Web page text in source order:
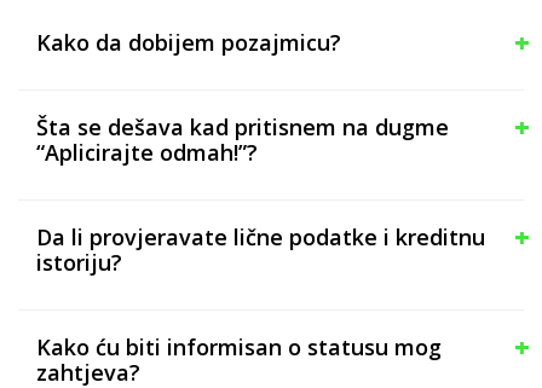
Kako da dobijem pozajmicu?
Šta se dešava kad pritisnem na dugme
“Aplicirajte odmah!”?
Da li provjeravate lične podatke i kreditnu
istoriju?
Kako ću biti informisan o statusu mog
zahtjeva?